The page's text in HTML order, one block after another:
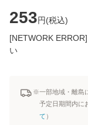
253円(税込)
[NETWORK
い
※一部地域・離島
予定日期間内に
て ）